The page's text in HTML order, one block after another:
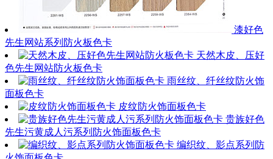
漆好色
先生网站系列防火板色卡
天然木皮、压好
色先生网站防火板色卡
雨丝纹、纤丝纹防火饰
面板色卡
皮纹防火饰面板色卡
贵族好色
先生污黄成人污系列防火饰面板色卡
编织纹、影点系列防